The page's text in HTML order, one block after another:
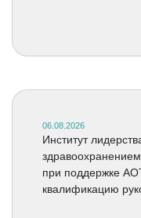
06.08.2026
Институт
при поддержке
квалификацию